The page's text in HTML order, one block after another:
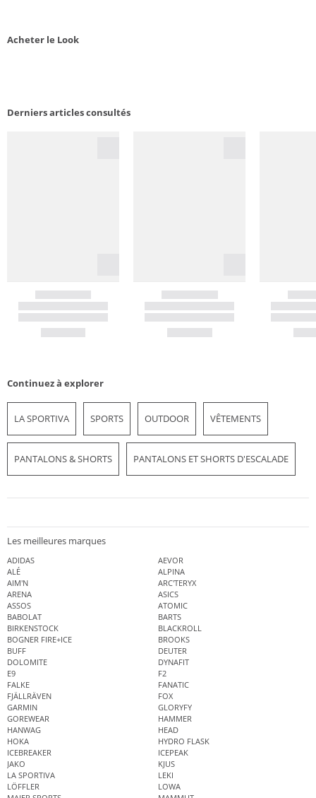
Acheter le Look
Derniers articles consultés
Continuez à explorer
LA SPORTIVA SPORTS OUTDOOR VÊTEMENTS
PANTALONS & SHORTS PANTALONS ET SHORTS D'ESCALADE
Les meilleures marques
ADIDAS
AEVOR
ALÉ
ALPINA
AIM'N
ARC'TERYX
ARENA
ASICS
ASSOS
ATOMIC
BABOLAT
BARTS
BIRKENSTOCK
BLACKROLL
BOGNER FIRE+ICE
BROOKS
BUFF
DEUTER
DOLOMITE
DYNAFIT
E9
F2
FALKE
FANATIC
FJÄLLRÄVEN
FOX
GARMIN
GLORYFY
GOREWEAR
HAMMER
HANWAG
HEAD
HOKA
HYDRO FLASK
ICEBREAKER
ICEPEAK
JAKO
KJUS
LA SPORTIVA
LEKI
LÖFFLER
LOWA